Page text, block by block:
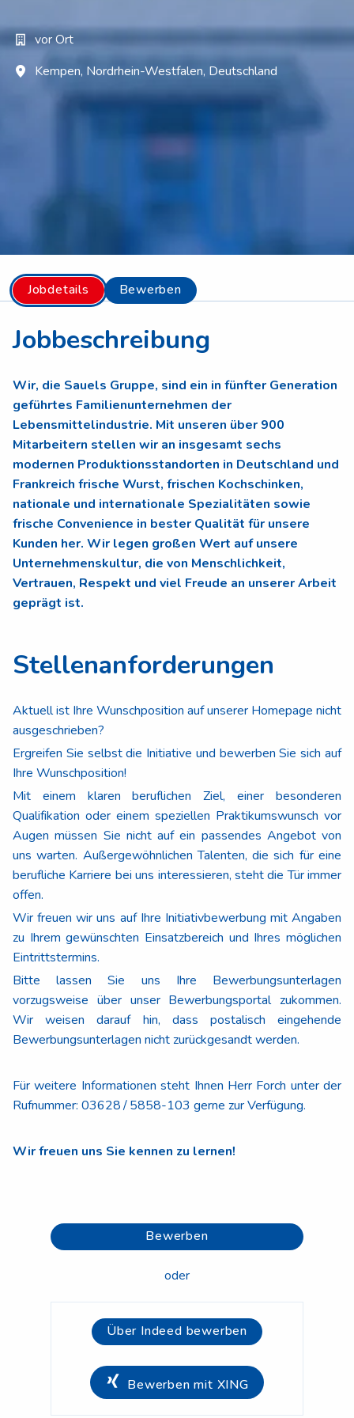
vor Ort
Kempen, Nordrhein-Westfalen, Deutschland
Jobdetails Bewerben
Jobbeschreibung
Wir, die Sauels Gruppe, sind ein in fünfter Generation
geführtes Familienunternehmen der
Lebensmittelindustrie. Mit unseren über 900
Mitarbeitern stellen wir an insgesamt sechs
modernen Produktionsstandorten in Deutschland und
Frankreich frische Wurst, frischen Kochschinken,
nationale und internationale Spezialitäten sowie
frische Convenience in bester Qualität für unsere
Kunden her. Wir legen großen Wert auf unsere
Unternehmenskultur, die von Menschlichkeit,
Vertrauen, Respekt und viel Freude an unserer Arbeit
geprägt ist.
Stellenanforderungen
Aktuell ist Ihre Wunschposition auf unserer Homepage nicht
ausgeschrieben?
Ergreifen Sie selbst die Initiative und bewerben Sie sich auf
Ihre Wunschposition!
Mit einem klaren beruflichen Ziel, einer besonderen
Qualifikation oder einem speziellen Praktikumswunsch vor
Augen müssen Sie nicht auf ein passendes Angebot von
uns warten. Außergewöhnlichen Talenten, die sich für eine
berufliche Karriere bei uns interessieren, steht die Tür immer
offen.
Wir freuen wir uns auf Ihre Initiativbewerbung mit Angaben
zu Ihrem gewünschten Einsatzbereich und Ihres möglichen
Eintrittstermins.
Bitte lassen Sie uns Ihre Bewerbungsunterlagen
vorzugsweise über unser Bewerbungsportal zukommen.
Wir weisen darauf hin, dass postalisch eingehende
Bewerbungsunterlagen nicht zurückgesandt werden.
Für weitere Informationen steht Ihnen Herr Forch unter der
Rufnummer: 03628 / 5858-103 gerne zur Verfügung.
Wir freuen uns Sie kennen zu lernen!
Bewerben
oder
Über Indeed bewerben
Bewerben mit XING